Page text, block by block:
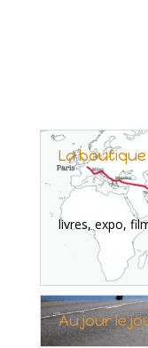
La boutique
livres, expo,
Au jour le